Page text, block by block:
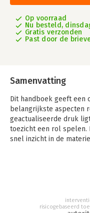
Op voorraad
Nu besteld,
Gratis verzonden
Past door de
Samenvatting
Dit handboek geeft een
belangrijkste aspecten
geactualiseerde druk
toezicht een rol spelen.
snel inzicht in de
van inspecties en
risicogebaseerd